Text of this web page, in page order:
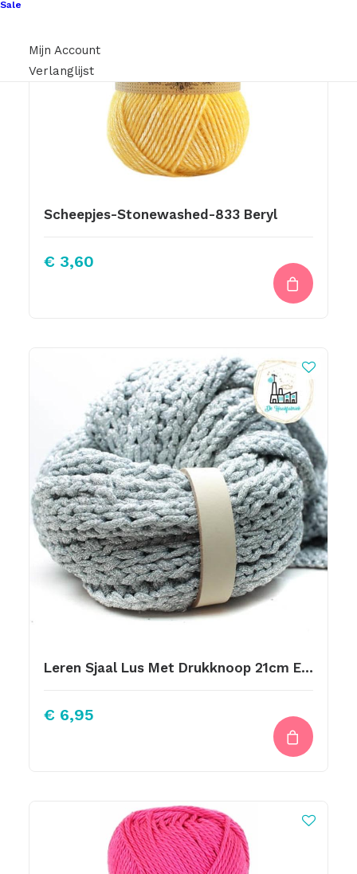
Sale
Mijn Account
Verlanglijst
Scheepjes-Stonewashed-833 Beryl
€ 3,60
Leren Sjaal Lus Met Drukknoop 21cm Ecru
€ 6,95